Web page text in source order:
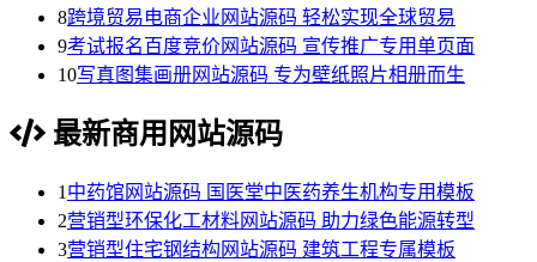
8跨境贸易电商企业网站源码 轻松实现全球贸易
9考试报名百度竞价网站源码 宣传推广专用单页面
10写真图集画册网站源码 专为壁纸照片相册而生
最新商用网站源码
1 中药馆网站源码 国医堂中医药养生机构专用模板
2营销型环保化工材料网站源码 助力绿色能源转型
3营销型住宅钢结构网站源码 建筑工程专属模板